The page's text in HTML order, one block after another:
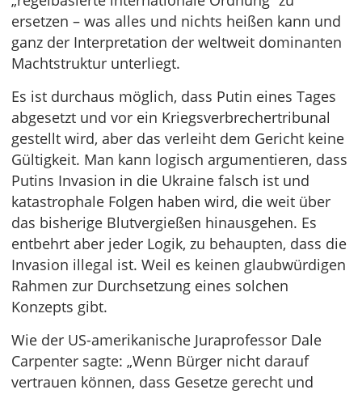
ersetzen – was alles und nichts heißen kann und
ganz der Interpretation der weltweit dominanten
Machtstruktur unterliegt.
Es ist durchaus möglich, dass Putin eines Tages
abgesetzt und vor ein Kriegsverbrechertribunal
gestellt wird, aber das verleiht dem Gericht keine
Gültigkeit. Man kann logisch argumentieren, dass
Putins Invasion in die Ukraine falsch ist und
katastrophale Folgen haben wird, die weit über
das bisherige Blutvergießen hinausgehen. Es
entbehrt aber jeder Logik, zu behaupten, dass die
Invasion illegal ist. Weil es keinen glaubwürdigen
Rahmen zur Durchsetzung eines solchen
Konzepts gibt.
Wie der US-amerikanische Juraprofessor Dale
Carpenter sagte: „Wenn Bürger nicht darauf
vertrauen können, dass Gesetze gerecht und